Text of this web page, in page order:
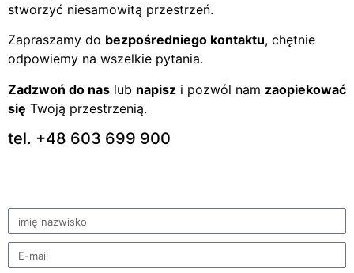
stworzyć niesamowitą przestrzeń.
Zapraszamy do bezpośredniego kontaktu, chętnie
odpowiemy na wszelkie pytania.
Zadzwoń do nas lub napisz i pozwól nam zaopiekować
się Twoją przestrzenią.
tel. +48 603 699 900